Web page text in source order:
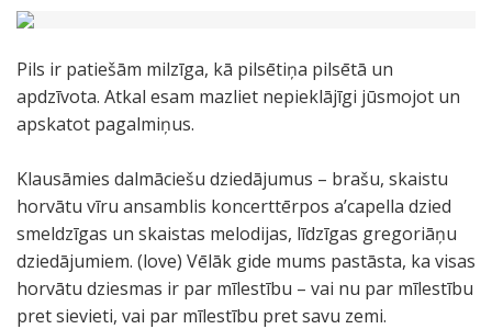
Pils ir patiešām milzīga, kā pilsētiņa pilsētā un
apdzīvota. Atkal esam mazliet nepieklājīgi jūsmojot un
apskatot pagalmiņus.
Klausāmies dalmāciešu dziedājumus – brašu, skaistu
horvātu vīru ansamblis koncerttērpos a’capella dzied
smeldzīgas un skaistas melodijas, līdzīgas gregoriāņu
dziedājumiem. (love) Vēlāk gide mums pastāsta, ka visas
horvātu dziesmas ir par mīlestību – vai nu par mīlestību
pret sievieti, vai par mīlestību pret savu zemi.